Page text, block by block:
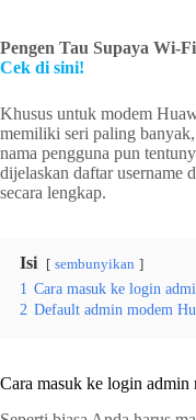
Pengen Tau Supaya Wi-
Cek di sini!
Khusus untuk modem
memiliki seri paling
nama pengguna pun
dijelaskan daftar username
secara lengkap.
Isi sembunyikan
1 Cara masuk ke login
2 Default admin modem
Cara masuk ke login admin